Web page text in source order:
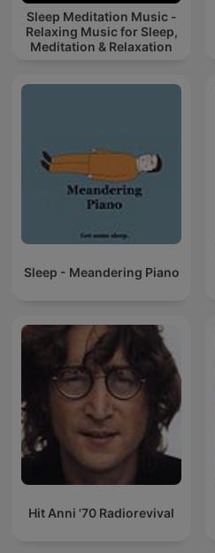
Sleep Meditation Music -
Relaxing Music for Sleep,
Meditation & Relaxation
Sleep - Meandering Piano
Hit Anni '70 Radiorevival